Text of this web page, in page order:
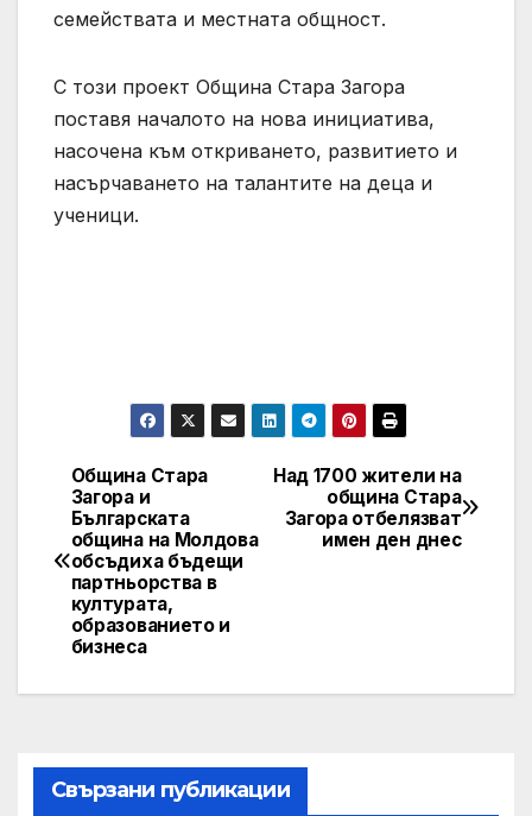
семействата и местната общност.
С този проект Община Стара Загора
поставя началото на нова инициатива,
насочена към откриването, развитието и
насърчаването на талантите на деца и
ученици.
Post
navigation
Над 1700 жители на
община Стара
Загора отбелязват
имен ден днес
Община Стара
Загора и
Българската
община на Молдова
обсъдиха бъдещи
партньорства в
културата,
образованието и
бизнеса
Свързани публикации